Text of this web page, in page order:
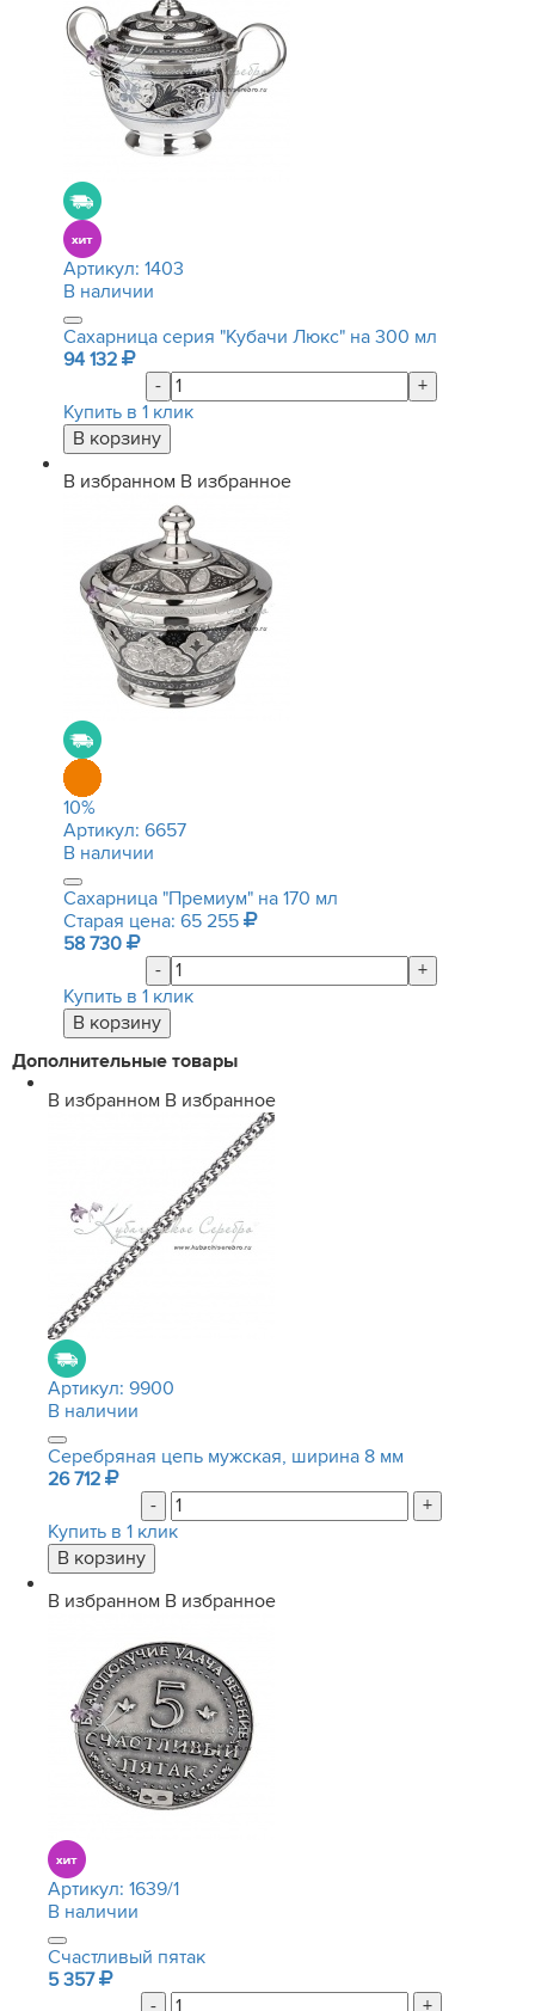
Артикул: 1403
В наличии
Сахарница серия "Кубачи Люкс" на 300 мл
94 132
-
+
Купить в 1 клик
В избранном В избранное
10%
Артикул: 6657
В наличии
Сахарница "Премиум" на 170 мл
Старая цена: 65 255
58 730
-
+
Купить в 1 клик
Дополнительные товары
В избранном В избранное
Артикул: 9900
В наличии
Серебряная цепь мужская, ширина 8 мм
26 712
-
+
Купить в 1 клик
В избранном В избранное
Артикул: 1639/1
В наличии
Счастливый пятак
5 357
-
+